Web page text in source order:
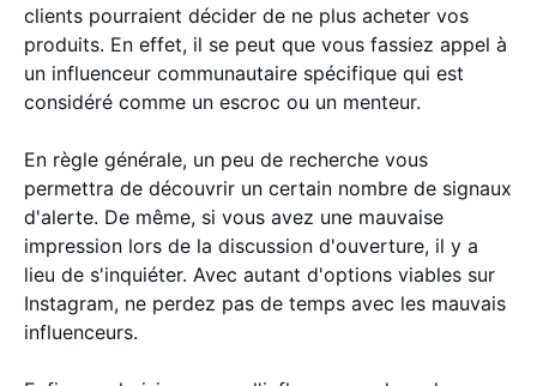
clients pourraient décider de ne plus acheter vos
produits. En effet, il se peut que vous fassiez appel à
un influenceur communautaire spécifique qui est
considéré comme un escroc ou un menteur.
En règle générale, un peu de recherche vous
permettra de découvrir un certain nombre de signaux
d'alerte. De même, si vous avez une mauvaise
impression lors de la discussion d'ouverture, il y a
lieu de s'inquiéter. Avec autant d'options viables sur
Instagram, ne perdez pas de temps avec les mauvais
influenceurs.